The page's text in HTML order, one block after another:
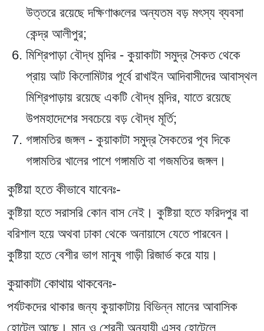
উত্তরে রয়েছে দক্ষিণাঞ্চলের অন্যতম বড় মৎস্য ব্যবসা
কেন্দ্র আলীপুর;
মিশ্রিপাড়া বৌদ্ধ মন্দির - কুয়াকাটা সমুদ্র সৈকত থেকে
প্রায় আট কিলোমিটার পূর্বে রাখাইন আদিবাসীদের আবাস্থল
মিশ্রিপাড়ায় রয়েছে একটি বৌদ্ধ মন্দির, যাতে রয়েছে
উপমহাদেশের সবচেয়ে বড় বৌদ্ধ মূর্তি;
গঙ্গামতির জঙ্গল- কুয়াকাটা সমুদ্র সৈকতের পূব দিকে
গঙ্গামতির খালের পাশে গঙ্গামতি বা গজমতির জঙ্গল।
কুষ্টিয়া হতে কীভাবে যাবেনঃ-
কুষ্টিয়া হতে সরাসরি কোন বাস নেই। কুষ্টিয়া হতে ফরিদপুর বা
বরিশাল হয়ে অথবা ঢাকা থেকে অনায়াসে যেতে পারবেন।
কুষ্টিয়া হতে বেশীর ভাগ মানুষ গাড়ী রিজার্ভ করে যায়।
কুয়াকাটা কোথায় থাকবেনঃ-
পর্যটকদের থাকার জন্য কুয়াকাটায় বিভিন্ন মানের আবাসিক
হোটেল আছে। মান ও শ্রেনী অনুযায়ী এসব হোটেলে